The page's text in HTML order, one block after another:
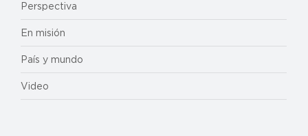
Perspectiva
En misión
País y mundo
Video